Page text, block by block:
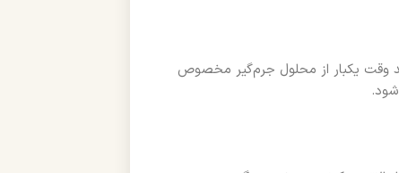
وقت یکبار از محلول جرم‌گیر مخصوص